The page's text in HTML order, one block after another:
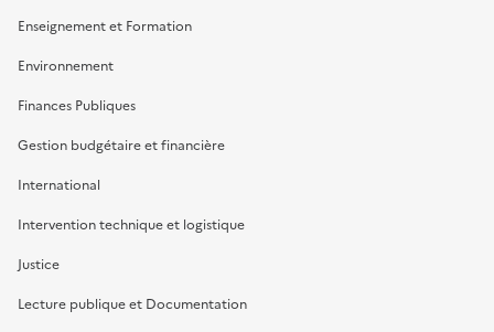
Enseignement et Formation
Environnement
Finances Publiques
Gestion budgétaire et financière
International
Intervention technique et logistique
Justice
Lecture publique et Documentation